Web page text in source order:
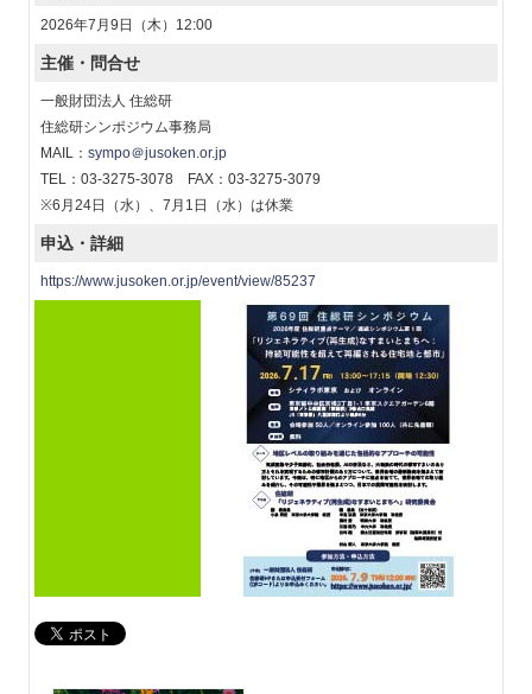
2026年7月9日（木）12:00
主催・問合せ
一般財団法人 住総研
住総研シンポジウム事務局
MAIL： sympo＠jusoken.or.jp
TEL：03-3275-3078 FAX：03-3275-3079
※6月24日（水）、7月1日（水）は休業
申込・詳細
https://www.jusoken.or.jp/event/view/85237